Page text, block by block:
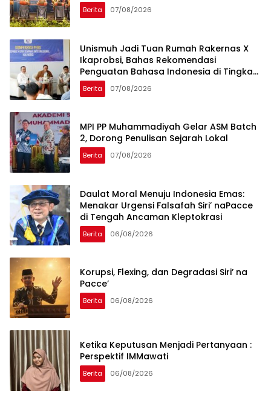
Berita 07/08/2026
Unismuh Jadi Tuan Rumah Rakernas X
Ikaprobsi, Bahas Rekomendasi
Penguatan Bahasa Indonesia di Tingkat
Global
Berita 07/08/2026
MPI PP Muhammadiyah Gelar ASM Batch
2, Dorong Penulisan Sejarah Lokal
Berita 07/08/2026
Daulat Moral Menuju Indonesia Emas:
Menakar Urgensi Falsafah Siri’ naPacce
di Tengah Ancaman Kleptokrasi
Berita 06/08/2026
Korupsi, Flexing, dan Degradasi Siri’ na
Pacce’
Berita 06/08/2026
Ketika Keputusan Menjadi Pertanyaan :
Perspektif IMMawati
Berita 06/08/2026